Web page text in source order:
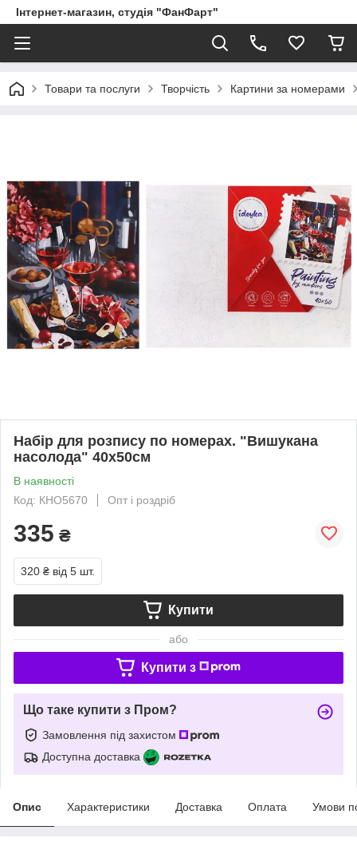
Інтернет-магазин, студія "ФанФарт"
Товари та послуги Творчість Картини за номерами
Набір для розпису по номерах. "Вишукана
насолода" 40х50см
В наявності
Код: КНО5670
Опт і роздріб
335 ₴
320 ₴ від 5 шт.
Купити
або
Купити з
Що таке купити з Пром?
Замовлення під захистом
Доступна доставка
Опис Характеристики Доставка Оплата Умови